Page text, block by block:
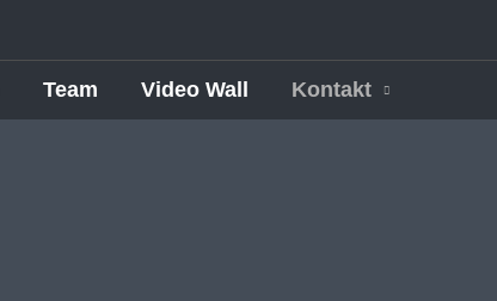
Team Video Wall Kontakt